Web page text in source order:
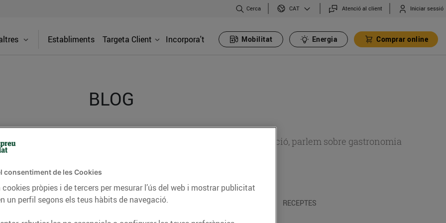
Cerca CAT Atenció al client Iniciar sessió
Establiments Targeta Client Incorpora't Mobilitat Energia Comprar online
BLOG
consells nutricionals, informació d’actualitat sobre alimentació, parlem sobre gastronomia
CONSELLS I HÀBITS SALUDABLES ENERGIA RECEPTES
consentiment de les Cookies
pròpies i de tercers per mesurar l’ús del web i mostrar publicitat
un perfil segons els teus hàbits de navegació.